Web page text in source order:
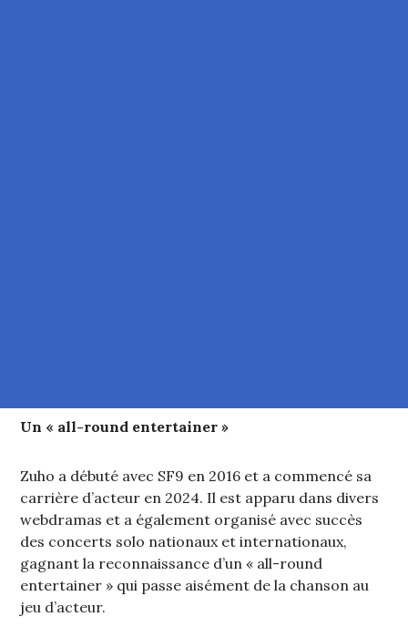
Un « all-round entertainer »
Zuho a débuté avec SF9 en 2016 et a commencé sa
carrière d’acteur en 2024. Il est apparu dans divers
webdramas et a également organisé avec succès
des concerts solo nationaux et internationaux,
gagnant la reconnaissance d’un « all-round
entertainer » qui passe aisément de la chanson au
jeu d’acteur.